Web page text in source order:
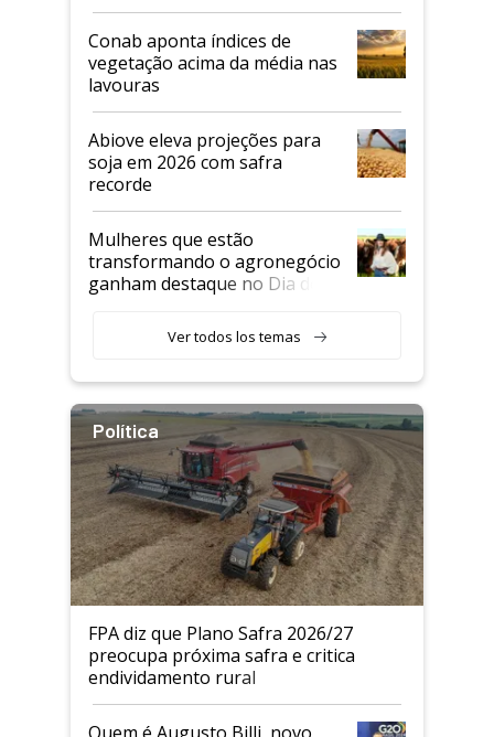
Conab aponta índices de
vegetação acima da média nas
lavouras
Abiove eleva projeções para
soja em 2026 com safra
recorde
Mulheres que estão
transformando o agronegócio
ganham destaque no Dia do
Ver todos los temas
Política
FPA diz que Plano Safra 2026/27
preocupa próxima safra e critica
endividamento rural